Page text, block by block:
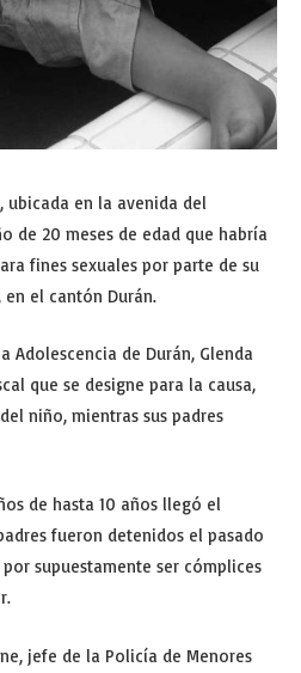
ubicada en la avenida del
de 20 meses de edad que habría
fines sexuales por parte de su
el cantón Durán.
Adolescencia de Durán, Glenda
que se designe para la causa,
niño, mientras sus padres
de hasta 10 años llegó el
fueron detenidos el pasado
supuestamente ser cómplices
jefe de la Policía de Menores